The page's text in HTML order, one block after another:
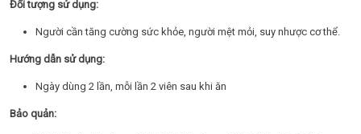
Đối tượng sử dụng:
Người cần tăng cường sức khỏe, người mệt mỏi, suy nhược cơ thể.
Hướng dẫn sử dụng:
Ngày dùng 2 lần, mỗi lần 2 viên sau khi ăn
Bảo quản: